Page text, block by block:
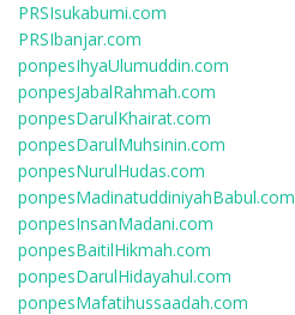
PRSIsukabumi.com
PRSIbanjar.com
ponpesIhyaUlumuddin.com
ponpesJabalRahmah.com
ponpesDarulKhairat.com
ponpesDarulMuhsinin.com
ponpesNurulHudas.com
ponpesMadinatuddiniyahBabul.com
ponpesInsanMadani.com
ponpesBaitilHikmah.com
ponpesDarulHidayahul.com
ponpesMafatihussaadah.com